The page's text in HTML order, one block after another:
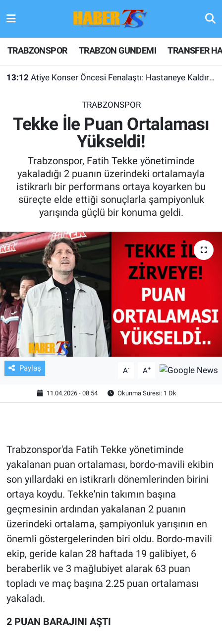
TRABZONSPOR TRABZON GUNDEMI TRANSFER
13:12 Atiye Konser Öncesi Fenalaştı: Hastaneye Kaldırıldı
TRABZONSPOR
Tekke İle Puan Ortalaması
Yükseldi!
Trabzonspor, Fatih Tekke yönetiminde
yakaladığı 2 puanın üzerindeki ortalamayla
istikrarlı bir performans ortaya koyarken bu
süreçte elde ettiği sonuçlarla şampiyonluk
yarışında güçlü bir konuma geldi.
Paylaş A- A+
11.04.2026 - 08:54 Okunma Süresi: 1 Dk
Trabzonspor'da Fatih Tekke yönetiminde
yakalanan puan ortalaması, bordo-mavili ekibin
son yıllardaki en istikrarlı dönemlerinden birini
ortaya koydu. Tekke'nin takımın başına
geçmesinin ardından yakalanan 2 puanın
üzerindeki ortalama, şampiyonluk yarışının en
önemli göstergelerinden biri oldu. Bordo-mavili
ekip, geride kalan 28 haftada 19 galibiyet, 6
beraberlik ve 3 mağlubiyet alarak 63 puan
topladı ve maç başına 2.25 puan ortalaması
yakaladı.
2 PUAN BARAJINI AŞTI
TRABZONSPOR
TRABZON GUNDEMI
TRANSFER HABERLERI
KULİS MEYDANI
1461 TRABZON
FUTBOL
ALT LIGLER
TV VE SİNEMA
BASKETBOL
SAĞLIK
GENEL
KÜLTÜR SANAT
ASAYİŞ
EKONOMİ
HABERDE İNSAN
POLİTİKA
SPOR
MAGAZİN
Bilim, Teknoloji
Hava Durumu
Trafik Durumu
Tüm Manşetler
Son Dakika Haberleri
Haber Arşivi